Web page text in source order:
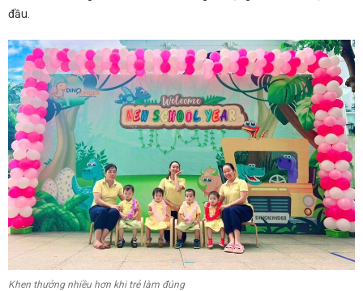
đầu.
Khen thưởng nhiều hơn khi trẻ làm đúng